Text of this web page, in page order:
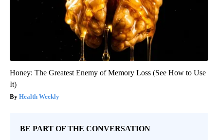
Honey: The Greatest Enemy of Memory Loss (See How to Use
It)
Health Weekly
BE PART OF THE CONVERSATION